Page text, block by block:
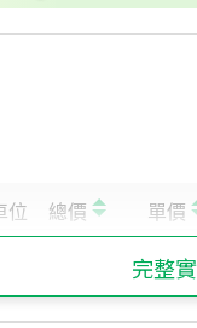
完整